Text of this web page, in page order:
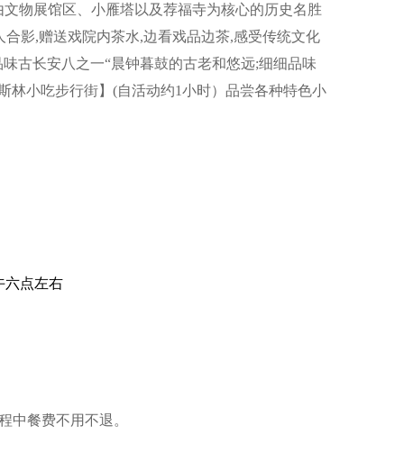
物展馆区、小雁塔以及荐福寺为核心的历史名胜
影,赠送戏院内茶水,边看戏品边茶,感受传统文化
古长安八之一“晨钟暮鼓的古老和悠远;细细品味
林小吃步行街】(自活动约1小时）品尝各种特色小
六点左右
中餐费不用不退。